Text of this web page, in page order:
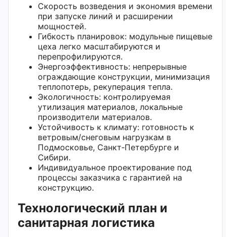
Скорость возведения и экономия времени
при запуске линий и расширении
мощностей.
Гибкость планировок: модульные пищевые
цеха легко масштабируются и
перепрофилируются.
Энергоэффективность: непрерывные
ограждающие конструкции, минимизация
теплопотерь, рекуперация тепла.
Экологичность: контролируемая
утилизация материалов, локальные
производители материалов.
Устойчивость к климату: готовность к
ветровым/снеговым нагрузкам в
Подмосковье, Санкт‑Петербурге и
Сибири.
Индивидуальное проектирование под
процессы заказчика с гарантией на
конструкцию.
Технологический план и
санитарная логистика